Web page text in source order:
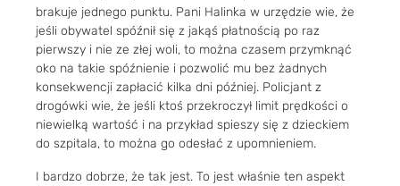
brakuje jednego punktu. Pani Halinka w urzędzie wie, że
jeśli obywatel spóźnił się z jakąś płatnością po raz
pierwszy i nie ze złej woli, to można czasem przymknąć
oko na takie spóźnienie i pozwolić mu bez żadnych
konsekwencji zapłacić kilka dni później. Policjant z
drogówki wie, że jeśli ktoś przekroczył limit prędkości o
niewielką wartość i na przykład spieszy się z dzieckiem
do szpitala, to można go odesłać z upomnieniem.
I bardzo dobrze, że tak jest. To jest właśnie ten aspekt